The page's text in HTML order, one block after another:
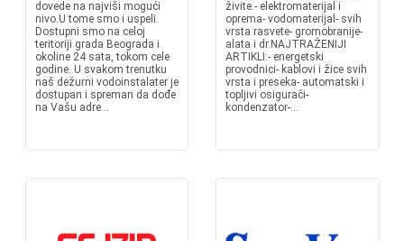
dovede na najviši mogući
nivo.U tome smo i uspeli.
Dostupni smo na celoj
teritoriji grada Beograda i
okoline 24 sata, tokom cele
godine. U svakom trenutku
naš dežurni vodoinstalater je
dostupan i spreman da dođe
na Vašu adre...
živite.- elektromaterijal i
oprema- vodomaterijal- svih
vrsta rasvete- gromobranije-
alata i dr.NAJTRAŽENIJI
ARTIKLI:- energetski
provodnici- kablovi i žice svih
vrsta i preseka- automatski i
topljivi osigurači-
kondenzator-...